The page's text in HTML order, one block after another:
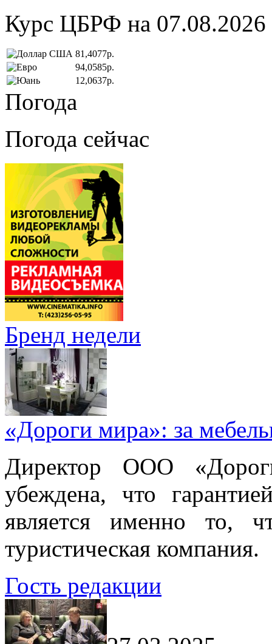
Курс ЦБРФ на 07.08.2026
81,4077р.
94,0585р.
12,0637р.
Погода
Погода сейчас
Бренд недели
«Дороги мира»: за
Директор ООО
убеждена, что
является именно то,
туристическая компания.
Гость редакции